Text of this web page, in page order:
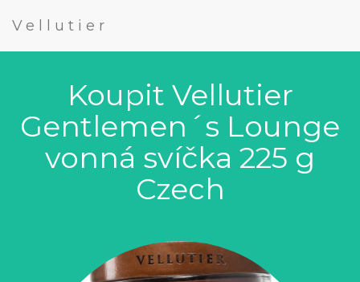
Vellutier
Koupit Vellutier
Gentlemen´s Lounge
vonná svíčka 225 g
Czech